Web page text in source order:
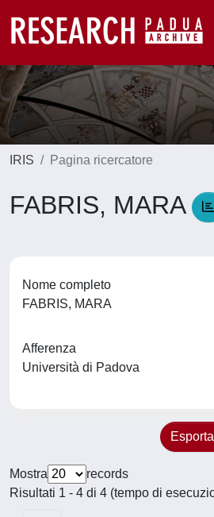
IRIS Pagina ricercatore
FABRIS, MARA
Nome completo
FABRIS, MARA
Afferenza
Università di Padova
Mostra
records
Risultati 1 - 4 di 4 (tempo di